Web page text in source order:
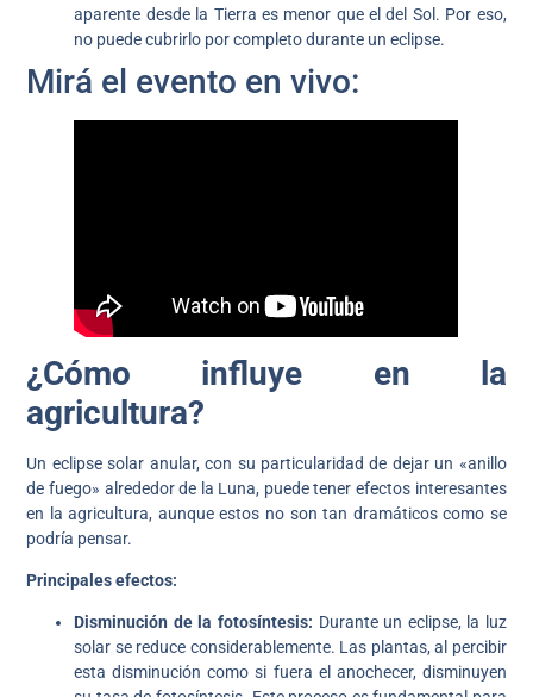
aparente desde la Tierra es menor que el del Sol. Por eso,
no puede cubrirlo por completo durante un eclipse.
Mirá el evento en vivo:
¿Cómo influye en la
agricultura?
Un eclipse solar anular, con su particularidad de dejar un «anillo
de fuego» alrededor de la Luna, puede tener efectos interesantes
en la agricultura, aunque estos no son tan dramáticos como se
podría pensar.
Principales efectos:
Disminución de la fotosíntesis: Durante un eclipse, la luz
solar se reduce considerablemente. Las plantas, al percibir
esta disminución como si fuera el anochecer, disminuyen